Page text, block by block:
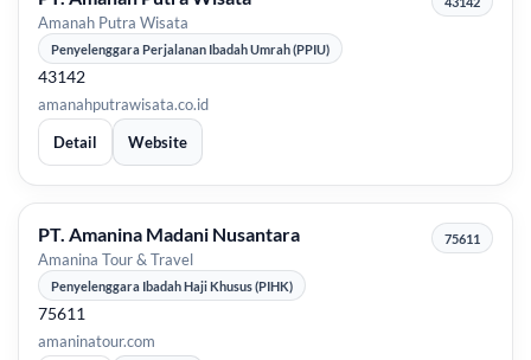
Amanah Putra Wisata
Penyelenggara Perjalanan Ibadah Umrah (PPIU)
43142
amanahputrawisata.co.id
Detail
Website
PT. Amanina Madani Nusantara
Amanina Tour & Travel
75611
Penyelenggara Ibadah Haji Khusus (PIHK)
75611
amaninatour.com